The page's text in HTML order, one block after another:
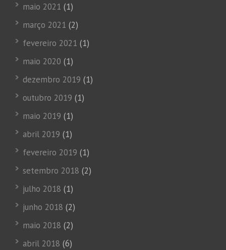
maio 2021 (1)
março 2021 (2)
fevereiro 2021 (1)
maio 2020 (1)
dezembro 2019 (1)
outubro 2019 (1)
maio 2019 (1)
abril 2019 (1)
fevereiro 2019 (1)
setembro 2018 (2)
julho 2018 (1)
junho 2018 (2)
maio 2018 (2)
abril 2018 (6)